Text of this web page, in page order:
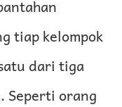
tiap kelompok
dari tiga
Seperti orang